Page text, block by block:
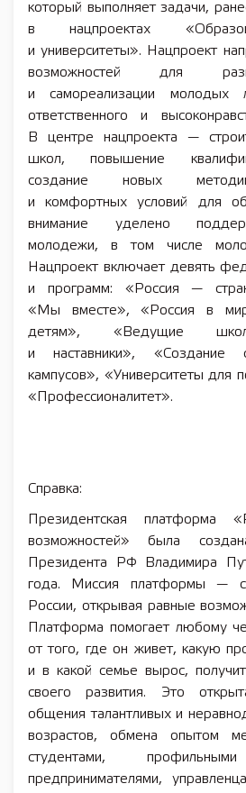
который выполняет задачи,
в нацпроектах
и университеты». Нацпроект
возможностей для
и самореализации молодых
ответственного и
В центре нацпроекта —
школ, повышение
создание новых
и комфортных условий для
внимание уделено
молодежи, в том числе
Нацпроект включает девять
и программ: «Россия —
«Мы вместе», «Россия в
детям», «Ведущие
и наставники», «Создание
кампусов», «Университеты для
«Профессионалитет».
Справка:
Президентская платформа
возможностей» была
Президента РФ Владимира
года. Миссия платформы —
России, открывая равные
Платформа помогает любому
от того, где он живет, какую
и в какой семье вырос,
своего развития. Это
общения талантливых и
возрастов, обмена опытом
студентами, профильными
предпринимателями,